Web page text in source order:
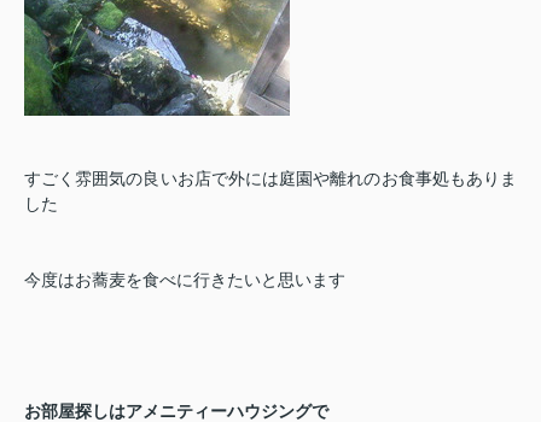
すごく雰囲気の良いお店で外には庭園や離れのお食事処もありま
した
今度はお蕎麦を食べに行きたいと思います
お部屋探しはアメニティーハウジングで